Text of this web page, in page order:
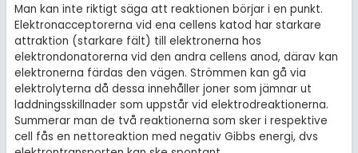
Man kan inte riktigt säga att reaktionen börjar i en punkt.
Elektronacceptorerna vid ena cellens katod har starkare
attraktion (starkare fält) till elektronerna hos
elektrondonatorerna vid den andra cellens anod, därav kan
elektronerna färdas den vägen. Strömmen kan gå via
elektrolyterna då dessa innehåller joner som jämnar ut
laddningsskillnader som uppstår vid elektrodreaktionerna.
Summerar man de två reaktionerna som sker i respektive
cell fås en nettoreaktion med negativ Gibbs energi, dvs